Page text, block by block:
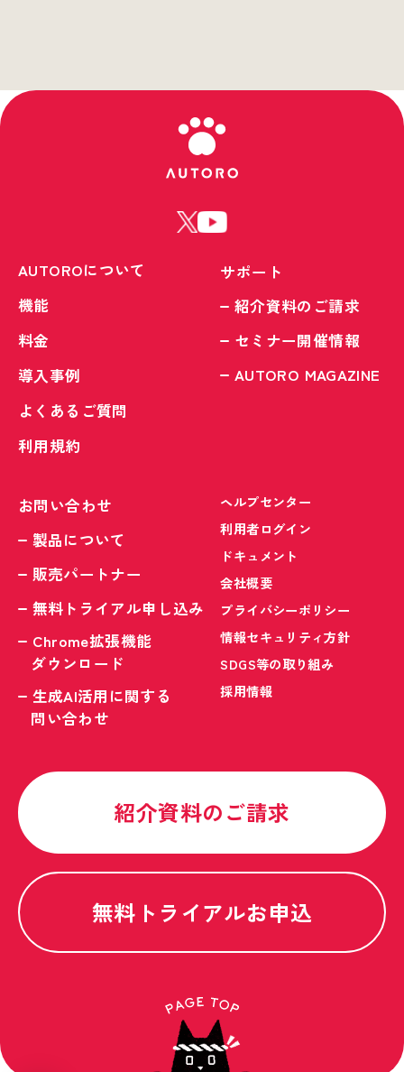
AUTOROについて
機能
料金
導入事例
よくあるご質問
利用規約
サポート
紹介資料のご請求
セミナー開催情報
AUTORO MAGAZINE
お問い合わせ
製品について
販売パートナー
無料トライアル申し込み
Chrome拡張機能
ダウンロード
生成AI活用に関する
問い合わせ
ヘルプセンター
利用者ログイン
ドキュメント
会社概要
プライバシーポリシー
情報セキュリティ方針
SDGS等の取り組み
採用情報
紹介資料のご請求
無料トライアルお申込